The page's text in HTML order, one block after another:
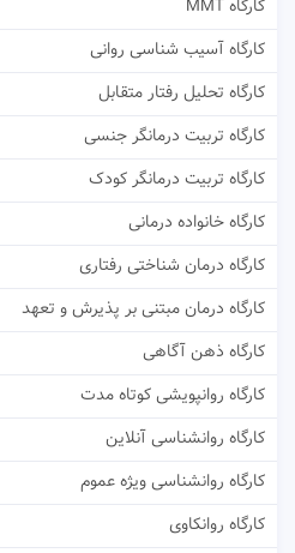
کارگاه MMT
کارگاه آسیب شناسی روانی
کارگاه تحلیل رفتار متقابل
کارگاه تربیت درمانگر جنسی
کارگاه تربیت درمانگر کودک
کارگاه خانواده درمانی
کارگاه درمان شناختی رفتاری
کارگاه درمان مبتنی بر پذیرش و تعهد
کارگاه ذهن آگاهی
کارگاه روانپویشی کوتاه مدت
کارگاه روانشناسی آنلاین
کارگاه روانشناسی ویژه عموم
کارگاه روانکاوی